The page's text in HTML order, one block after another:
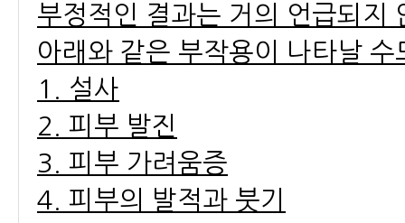
부정적인 결과는 거의 언급되지
아래와 같은 부작용이 나타날 수
1. 설사
2. 피부 발진
3. 피부 가려움증
4. 피부의 발적과 붓기